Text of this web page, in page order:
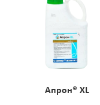
Апрон® XL